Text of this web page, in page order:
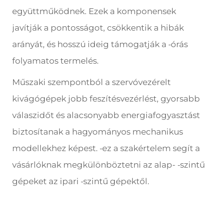
együttműködnek. Ezek a komponensek
javítják a pontosságot, csökkentik a hibák
arányát, és hosszú ideig támogatják a -órás
folyamatos termelés.
Műszaki szempontból a szervóvezérelt
kivágógépek jobb feszítésvezérlést, gyorsabb
válaszidőt és alacsonyabb energiafogyasztást
biztosítanak a hagyományos mechanikus
modellekhez képest. -ez a szakértelem segít a
vásárlóknak megkülönböztetni az alap- -szintű
gépeket az ipari -szintű gépektől.